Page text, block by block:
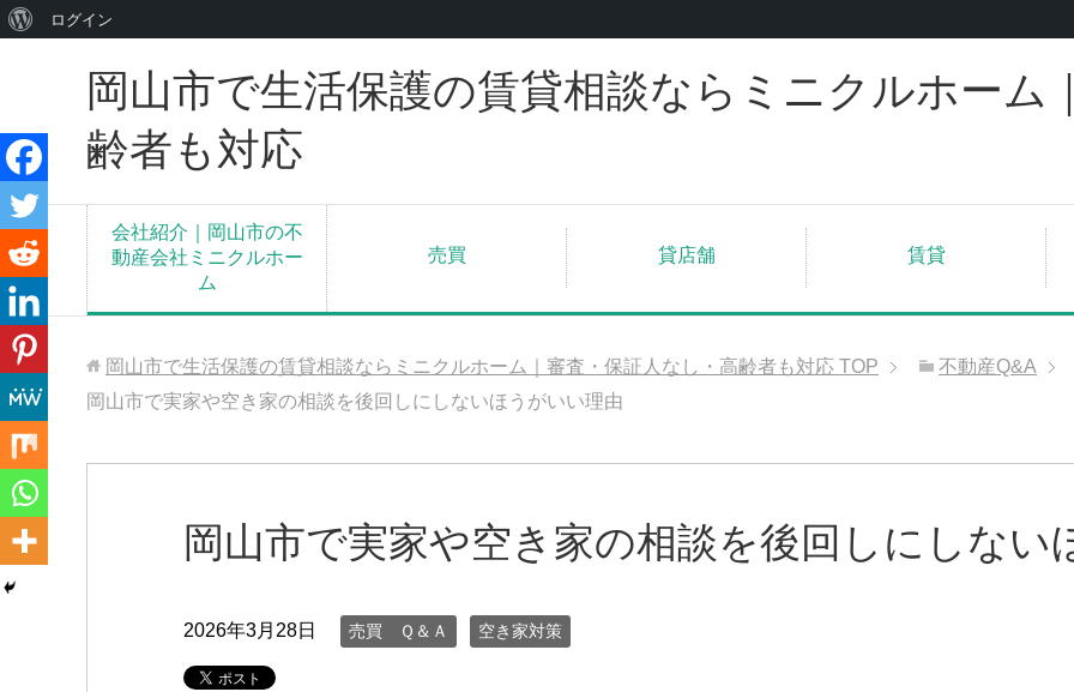
岡山市で生活保護の賃貸相談ならミニクルホーム
齢者も対応
会社紹介｜岡山市の不
動産会社ミニクルホー
ム
売買 貸店舗 賃貸
岡山市で生活保護の賃貸相談ならミニクルホーム｜審査・保証人なし・高齢者も対応 TOP 不動産Q&A
岡山市で実家や空き家の相談を後回しにしないほうがいい理由
岡山市で実家や空き家の相談を後回しにしない
2026年3月28日 売買 Ｑ＆Ａ 空き家対策
WordPress
い
て
ログイン